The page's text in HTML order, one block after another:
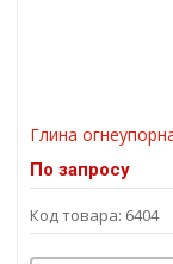
Глина
По запросу
Код товара: 6404